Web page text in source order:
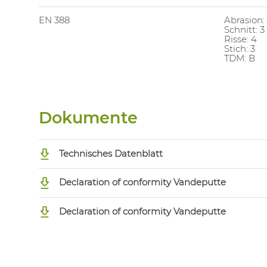
EN 388
Abrasion:
Schnitt: 3
Risse: 4
Stich: 3
TDM: B
Dokumente
Technisches Datenblatt
Declaration of conformity Vandeputte
Declaration of conformity Vandeputte